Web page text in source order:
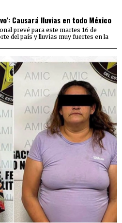
Causará lluvias en todo México
prevé para este martes 16 de
del país y lluvias muy fuertes en la